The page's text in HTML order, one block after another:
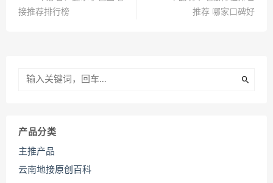
接推荐排行榜
推荐 哪家口碑好
产品分类
主推产品
云南地接原创百科